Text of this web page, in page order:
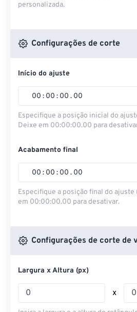
personalizada.
Configurações de corte
Início do ajuste
00 : 00 : 00 . 00
Especifique a posição inicial do
Deixe em 00:00:00.00 para
Acabamento final
00 : 00 : 00 . 00
Especifique a posição final do ajuste
em 00:00:00.00 para desativar.
Configurações de corte de
Largura x Altura (px)
x